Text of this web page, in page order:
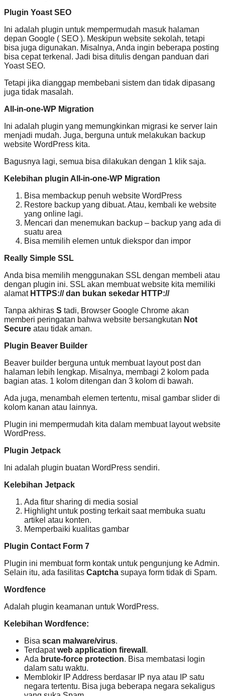
Plugin Yoast SEO
Ini adalah plugin untuk mempermudah masuk halaman
depan Google ( SEO ). Meskipun website sekolah, tetapi
bisa juga digunakan. Misalnya, Anda ingin beberapa posting
bisa cepat terkenal. Jadi bisa ditulis dengan panduan dari
Yoast SEO.
Tetapi jika dianggap membebani sistem dan tidak dipasang
juga tidak masalah.
All-in-one-WP Migration
Ini adalah plugin yang memungkinkan migrasi ke server lain
menjadi mudah. Juga, berguna untuk melakukan backup
website WordPress kita.
Bagusnya lagi, semua bisa dilakukan dengan 1 klik saja.
Kelebihan plugin All-in-one-WP Migration
Bisa membackup penuh website WordPress
Restore backup yang dibuat. Atau, kembali ke website
yang online lagi.
Mencari dan menemukan backup – backup yang ada di
suatu area
Bisa memilih elemen untuk diekspor dan impor
Really Simple SSL
Anda bisa memilih menggunakan SSL dengan membeli atau
dengan plugin ini. SSL akan membuat website kita memiliki
alamat HTTPS:// dan bukan sekedar HTTP://
Tanpa akhiras S tadi, Browser Google Chrome akan
memberi peringatan bahwa website bersangkutan Not
Secure atau tidak aman.
Plugin Beaver Builder
Beaver builder berguna untuk membuat layout post dan
halaman lebih lengkap. Misalnya, membagi 2 kolom pada
bagian atas. 1 kolom ditengan dan 3 kolom di bawah.
Ada juga, menambah elemen tertentu, misal gambar slider di
kolom kanan atau lainnya.
Plugin ini mempermudah kita dalam membuat layout website
WordPress.
Plugin Jetpack
Ini adalah plugin buatan WordPress sendiri.
Kelebihan Jetpack
Ada fitur sharing di media sosial
Highlight untuk posting terkait saat membuka suatu
artikel atau konten.
Memperbaiki kualitas gambar
Plugin Contact Form 7
Plugin ini membuat form kontak untuk pengunjung ke Admin.
Selain itu, ada fasilitas Captcha supaya form tidak di Spam.
Wordfence
Adalah plugin keamanan untuk WordPress.
Kelebihan Wordfence:
Bisa scan malware/virus.
Terdapatweb application firewall .
Ada brute-force protection. Bisa membatasi login
dalam satu waktu.
Memblokir IP Address berdasar IP nya atau IP satu
negara tertentu. Bisa juga beberapa negara sekaligus